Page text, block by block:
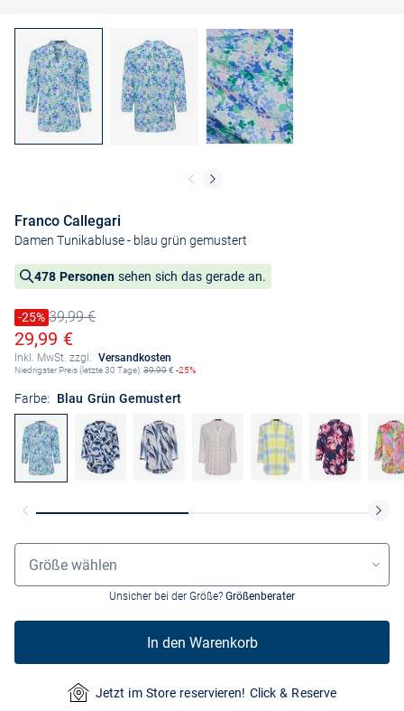
Franco Callegari
Damen Tunikabluse- blau grün gemustert
478 Personen sehen sich das gerade an.
Preis reduziert um
-25%
Alter Preis39,99 €
Ermäßigter Preis
29,99 €
Inkl. MwSt. zzgl. Versandkosten
Niedrigster Preis (letzte 30 Tage):39,99€ -25%
Farbe: Blau Grün Gemustert
Größenauswahl
Größe wählen
Unsicher bei der Größe? Größenberater
In den Warenkorb
Jetzt im Store reservieren! Click & Reserve